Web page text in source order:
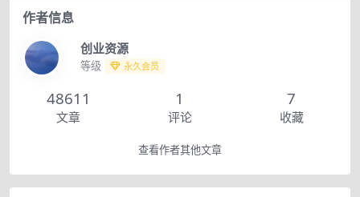
作者信息
创业资源
等级 永久会员
48611
文章
1
评论
7
收藏
查看作者其他文章